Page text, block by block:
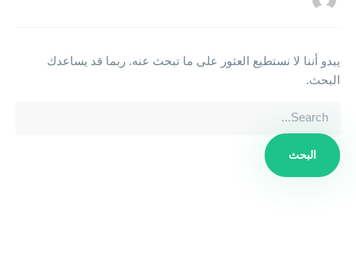
يبدو أننا لا نستطيع العثور على ما تبحث عنه. ربما قد يساعدك
البحث.